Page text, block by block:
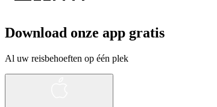
Download onze app gratis
Al uw reisbehoeften op één plek